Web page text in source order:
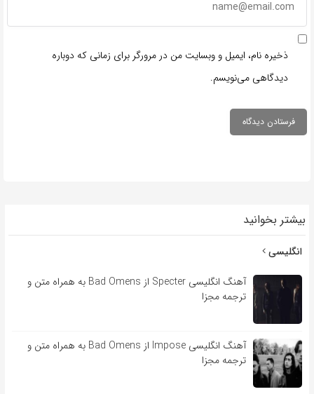
ذخیره نام، ایمیل و وبسایت من در مرورگر برای زمانی که دوباره
دیدگاهی می‌نویسم.
بیشتر بخوانید
انگلیسی
آهنگ انگلیسی Specter از Bad Omens به همراه متن و
ترجمه مجزا
آهنگ انگلیسی Impose از Bad Omens به همراه متن و
ترجمه مجزا